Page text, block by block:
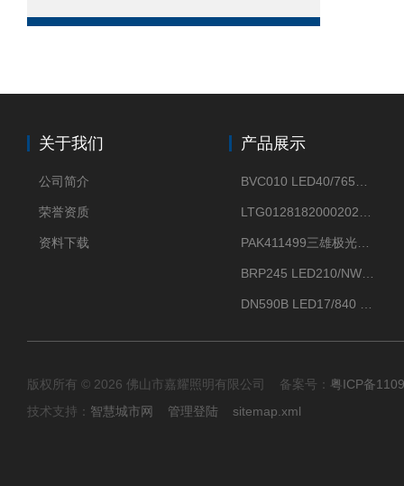
关于我们
公司简介
荣誉资质
资料下载
产品展示
版权所有 © 2026 佛山市嘉耀照明有限公司 备案号： 粤ICP备
技术支持： 智慧城市网 管理登陆 sitemap.xml